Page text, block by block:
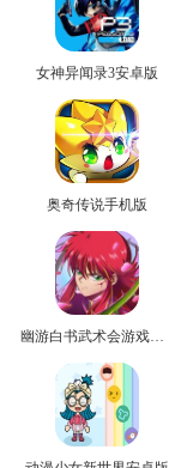
女神异闻录3安卓版
奥奇传说手机版